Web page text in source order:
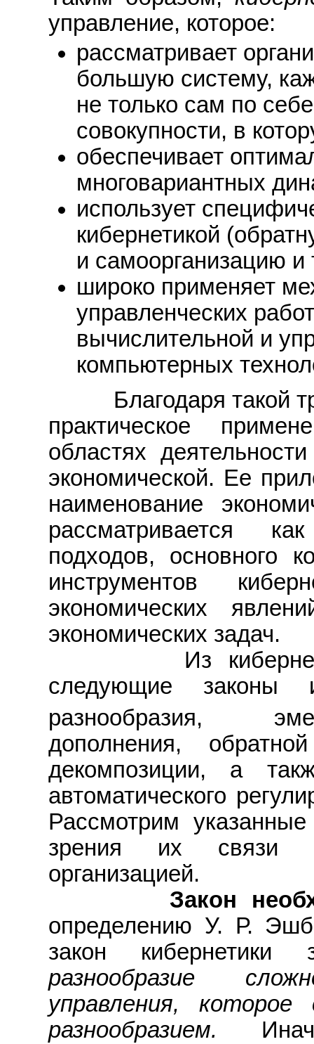
управление, которое:
рассматривает
большую систему,
не только сам по
совокупности, в
обеспечивает
многовариантных
использует
кибернетикой
и самоорганизацию и
широко применяет
управленческих
вычислительной и
компьютерных
Благодаря такой
практическое
областях
экономической. Ее
наименование
рассматривается
подходов, основного
инструментов
экономических
экономических задач.
Из кибернетики
следующие законы
разнообразия,
дополнения,
декомпозиции, а
автоматического
Рассмотрим
зрения их связи
организацией.
Закон
определению У. Р.
закон
разнообразие
управления,
разнообразием.